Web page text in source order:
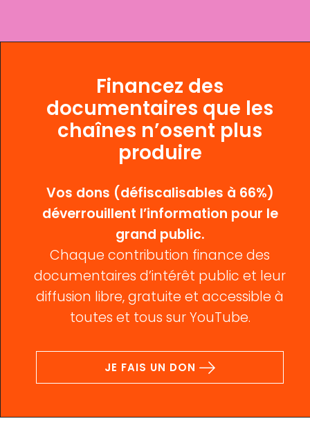
Financez des
documentaires que les
chaînes n’osent plus
produire
Vos dons (défiscalisables à 66%)
déverrouillent l’information pour le
grand public.
Chaque contribution finance des
documentaires d’intérêt public et leur
diffusion libre, gratuite et accessible à
toutes et tous sur YouTube.
JE FAIS UN DON